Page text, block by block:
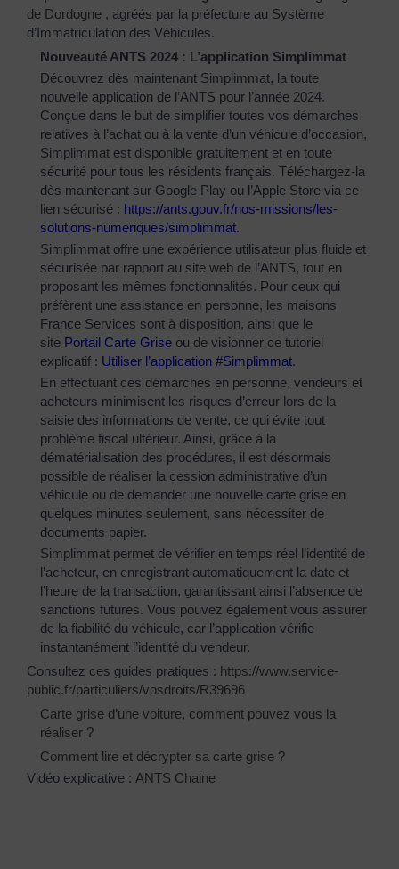
de Dordogne , agréés par la préfecture au Système
d’Immatriculation des Véhicules.
Nouveauté ANTS 2024 : L’application Simplimmat
Découvrez dès maintenant Simplimmat, la toute
nouvelle application de l’ANTS pour l’année 2024.
Conçue dans le but de simplifier toutes vos démarches
relatives à l’achat ou à la vente d’un véhicule d’occasion,
Simplimmat est disponible gratuitement et en toute
sécurité pour tous les résidents français. Téléchargez-la
dès maintenant sur Google Play ou l’Apple Store via ce
lien sécurisé : https://ants.gouv.fr/nos-missions/les-
solutions-numeriques/simplimmat.
Simplimmat offre une expérience utilisateur plus fluide et
sécurisée par rapport au site web de l’ANTS, tout en
proposant les mêmes fonctionnalités. Pour ceux qui
préfèrent une assistance en personne, les maisons
France Services sont à disposition, ainsi que le
site Portail Carte Grise ou de visionner ce tutoriel
explicatif : Utiliser l’application #Simplimmat.
En effectuant ces démarches en personne, vendeurs et
acheteurs minimisent les risques d’erreur lors de la
saisie des informations de vente, ce qui évite tout
problème fiscal ultérieur. Ainsi, grâce à la
dématérialisation des procédures, il est désormais
possible de réaliser la cession administrative d’un
véhicule ou de demander une nouvelle carte grise en
quelques minutes seulement, sans nécessiter de
documents papier.
Simplimmat permet de vérifier en temps réel l’identité de
l’acheteur, en enregistrant automatiquement la date et
l’heure de la transaction, garantissant ainsi l’absence de
sanctions futures. Vous pouvez également vous assurer
de la fiabilité du véhicule, car l’application vérifie
instantanément l’identité du vendeur.
Consultez ces guides pratiques : https://www.service-
public.fr/particuliers/vosdroits/R39696
Carte grise d’une voiture, comment pouvez vous la
réaliser ?
Comment lire et décrypter sa carte grise ?
Vidéo explicative : ANTS Chaine